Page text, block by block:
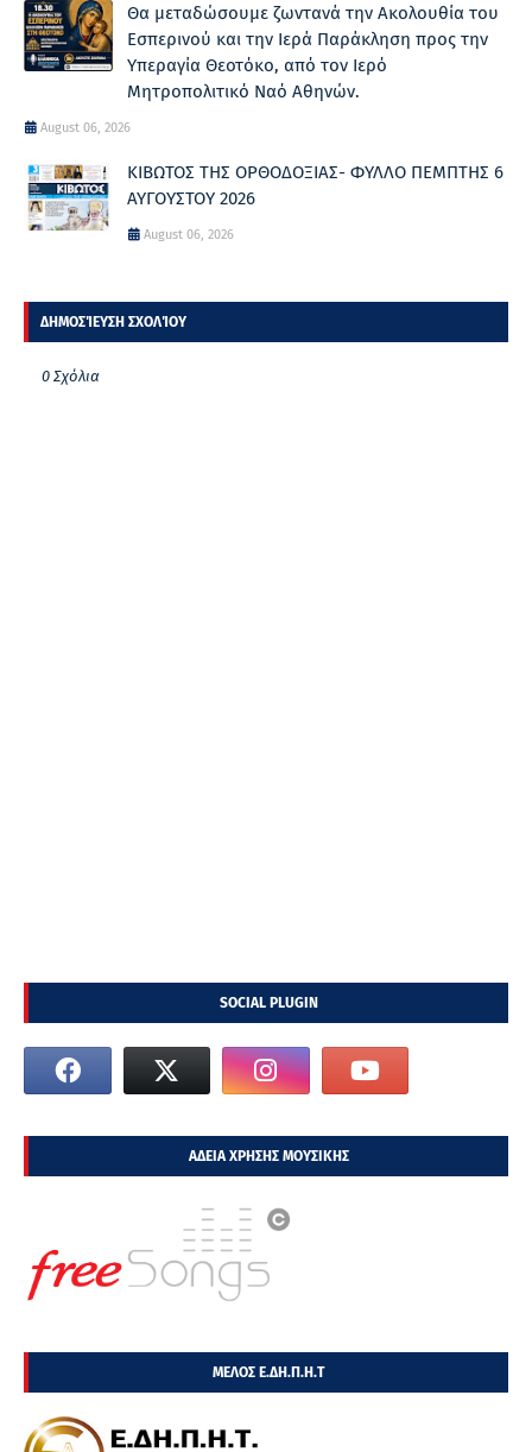
Θα μεταδώσουμε ζωντανά την Ακολουθία του
Εσπερινού και την Ιερά Παράκληση προς την
Υπεραγία Θεοτόκο, από τον Ιερό
Μητροπολιτικό Ναό Αθηνών.
August 06, 2026
ΚΙΒΩΤΟΣ ΤΗΣ ΟΡΘΟΔΟΞΙΑΣ- ΦΥΛΛΟ ΠΕΜΠΤΗΣ 6
ΑΥΓΟΥΣΤΟΥ 2026
August 06, 2026
ΔΗΜΟΣΊΕΥΣΗ ΣΧΟΛΊΟΥ
0 Σχόλια
SOCIAL PLUGIN
ΑΔΕΙΑ ΧΡΗΣΗΣ ΜΟΥΣΙΚΗΣ
ΜΕΛΟΣ Ε.ΔΗ.Π.Η.Τ